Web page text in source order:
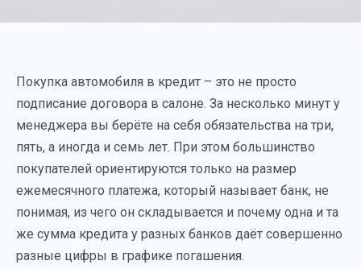
Покупка автомобиля в кредит – это не просто
подписание договора в салоне. За несколько минут у
менеджера вы берёте на себя обязательства на три,
пять, а иногда и семь лет. При этом большинство
покупателей ориентируются только на размер
ежемесячного платежа, который называет банк, не
понимая, из чего он складывается и почему одна и та
же сумма кредита у разных банков даёт совершенно
разные цифры в графике погашения.